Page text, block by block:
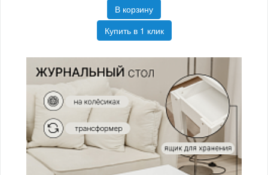
В корзину
Купить в 1 клик